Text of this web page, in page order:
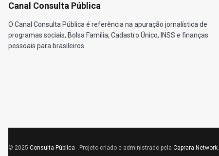
Canal Consulta Pública
O Canal Consulta Pública é referência na apuração jornalística de
programas sociais, Bolsa Família, Cadastro Único, INSS e finanças
pessoais para brasileiros.
© 2025 Consulta Pública - Projeto criado e administrado pela Caprara Network.